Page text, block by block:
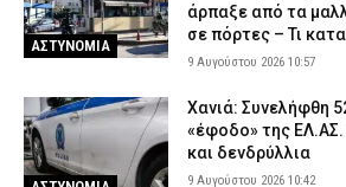
ΑΣΤΥΝΟΜΙΑ
άρπαξε από τα
σε πόρτες – Τι
9 Αυγούστου 2026 10:57
Χανιά: Συνελήφθη
«έφοδο» της
και δενδρύλλια
9 Αυγούστου 2026 10:42